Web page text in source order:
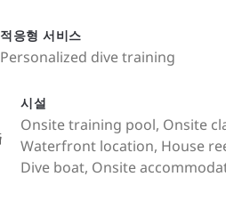
적응형 서비스
Personalized dive training
시설
Onsite training pool, Onsite
Waterfront location, House
Dive boat, Onsite